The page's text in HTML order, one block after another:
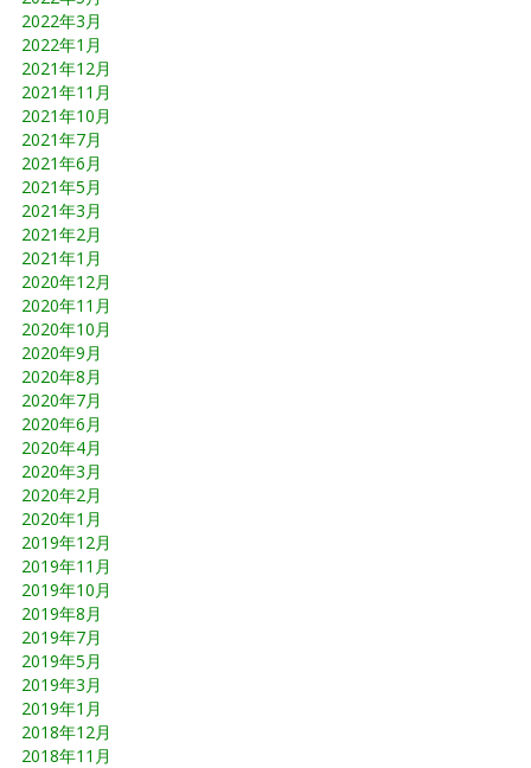
2022年3月
2022年1月
2021年12月
2021年11月
2021年10月
2021年7月
2021年6月
2021年5月
2021年3月
2021年2月
2021年1月
2020年12月
2020年11月
2020年10月
2020年9月
2020年8月
2020年7月
2020年6月
2020年4月
2020年3月
2020年2月
2020年1月
2019年12月
2019年11月
2019年10月
2019年8月
2019年7月
2019年5月
2019年3月
2019年1月
2018年12月
2018年11月